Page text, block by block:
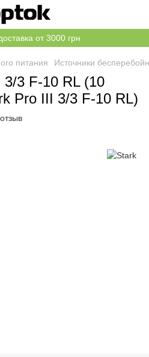
от 3000 грн
питания Источники
3 F-10 RL (10
Pro III 3/3 F-10 RL)